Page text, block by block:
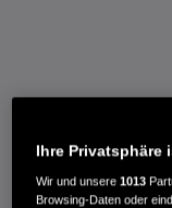
Ihre Privatsphäre
Wir und unsere1013
Browsing-Daten oder